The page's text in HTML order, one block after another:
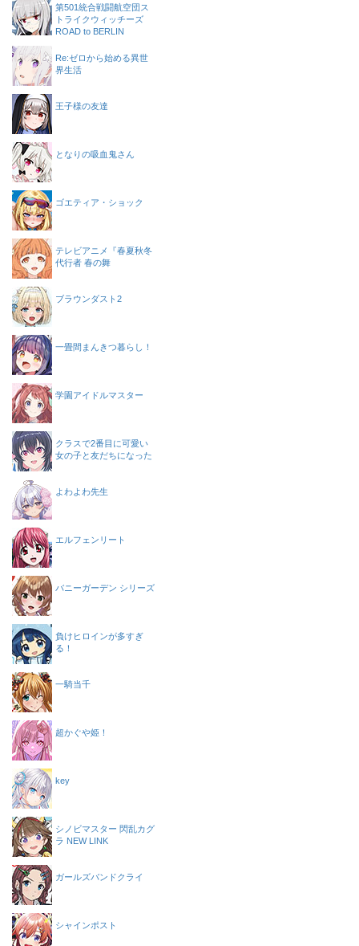
第501統合戦闘航空団ス
トライクウィッチーズ
ROAD to BERLIN
Re:ゼロから始める異世
界生活
王子様の友達
となりの吸血鬼さん
ゴエティア・ショック
テレビアニメ『春夏秋冬
代行者 春の舞
ブラウンダスト2
一畳間まんきつ暮らし！
学園アイドルマスター
クラスで2番目に可愛い
女の子と友だちになった
よわよわ先生
エルフェンリート
バニーガーデン シリーズ
負けヒロインが多すぎ
る！
一騎当千
超かぐや姫！
key
シノビマスター 閃乱カグ
ラ NEW LINK
ガールズバンドクライ
シャインポスト